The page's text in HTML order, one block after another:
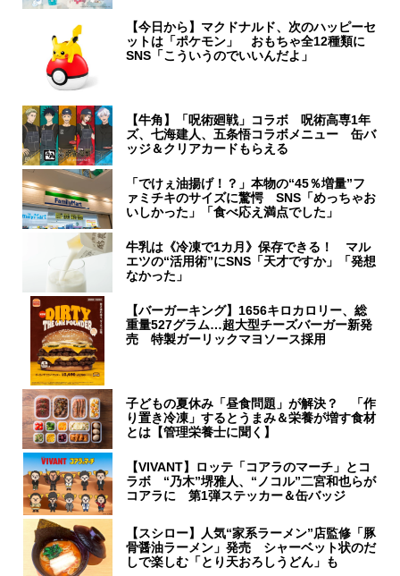
【今日から】マクドナルド、次のハッピーセ
ットは「ポケモン」 おもちゃ全12種類に
SNS「こういうのでいいんだよ」
【牛角】「呪術廻戦」コラボ 呪術高専1年
ズ、七海建人、五条悟コラボメニュー 缶バ
ッジ＆クリアカードもらえる
「でけぇ油揚げ！？」本物の“45％増量”フ
ァミチキのサイズに驚愕 SNS「めっちゃお
いしかった」「食べ応え満点でした」
牛乳は《冷凍で1カ月》保存できる！ マル
エツの“活用術”にSNS「天才ですか」「発想
なかった」
【バーガーキング】1656キロカロリー、総
重量527グラム…超大型チーズバーガー新発
売 特製ガーリックマヨソース採用
子どもの夏休み「昼食問題」が解決？ 「作
り置き冷凍」するとうまみ＆栄養が増す食材
とは【管理栄養士に聞く】
【VIVANT】ロッテ「コアラのマーチ」とコ
ラボ “乃木”堺雅人、“ノコル”二宮和也らが
コアラに 第1弾ステッカー＆缶バッジ
【スシロー】人気“家系ラーメン”店監修「豚
骨醤油ラーメン」発売 シャーベット状のだ
しで楽しむ「とり天おろしうどん」も